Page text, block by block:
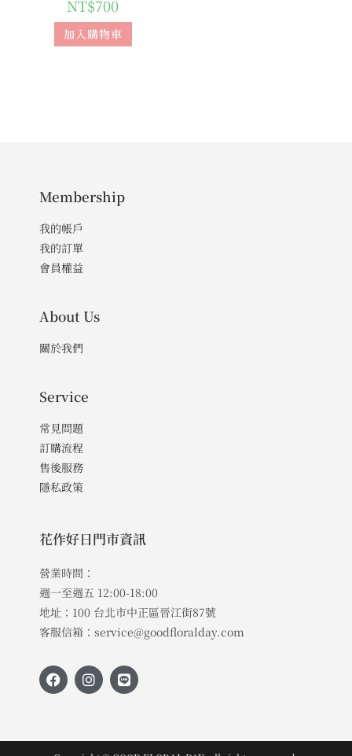
NT$700
加入購物車
Membership
我的帳戶
我的訂單
會員權益
About Us
關於我們
Service
常見問題
訂購流程
售後服務
隱私政策
花作好日門市資訊
營業時間：
週一至週五 12:00-18:00
地址：100 台北市中正區晉江街87號
客服信箱：service@goodfloralday.com